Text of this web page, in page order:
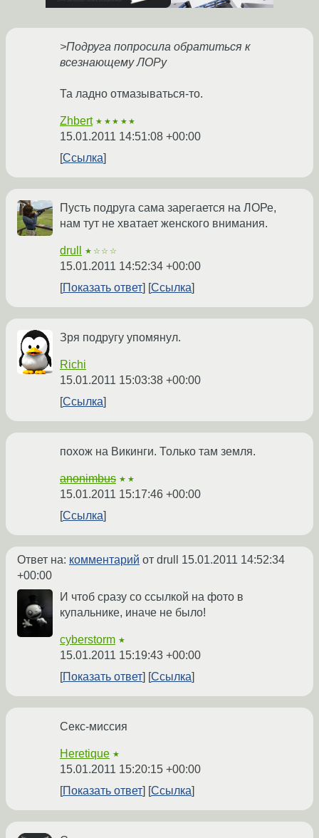
>Подруга попросила обратиться к
всезнающему ЛОРу
Та ладно отмазываться-то.
Zhbert ★★★★★
15.01.2011 14:51:08 +00:00
Ссылка
Пусть подруга сама зарегается на ЛОРе,
нам тут не хватает женского внимания.
drull ★☆☆☆
15.01.2011 14:52:34 +00:00
Показать ответ
Ссылка
Зря подругу упомянул.
Richi
15.01.2011 15:03:38 +00:00
Ссылка
похож на Викинги. Только там земля.
anonimbus ★★
15.01.2011 15:17:46 +00:00
Ссылка
Ответ на: комментарий от drull 15.01.2011 14:52:34
+00:00
И чтоб сразу со ссылкой на фото в
купальнике, иначе не было!
cyberstorm ★
15.01.2011 15:19:43 +00:00
Показать ответ
Ссылка
Секс-миссия
Heretique ★
15.01.2011 15:20:15 +00:00
Показать ответ
Ссылка